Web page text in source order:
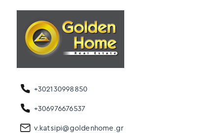
+302130998850
+306976676537
v.katsipi@goldenhome.gr